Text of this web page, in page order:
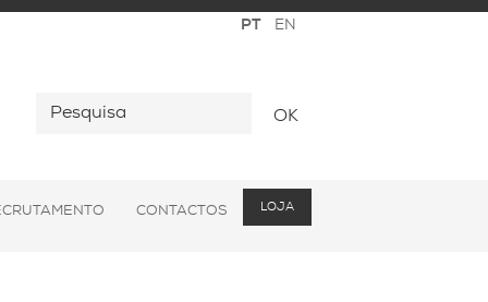
OK
CONTACTOS LOJA